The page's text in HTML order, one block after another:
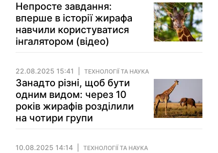
Непросте завдання:
вперше в історії жирафа
навчили користуватися
інгалятором (відео)
22.08.2025 15:41 ТЕХНОЛОГІЇ ТА НАУКА
Занадто різні, щоб бути
одним видом: через 10
років жирафів розділили
на чотири групи
10.08.2025 14:14 ТЕХНОЛОГІЇ ТА НАУКА